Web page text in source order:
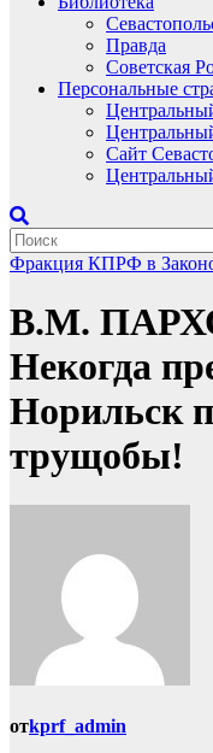
Правда
Советская
Персональные
Сайт
Фракция КПРФ в
В.М.
Некогда
Норильск
трущобы!
отkprf_admin